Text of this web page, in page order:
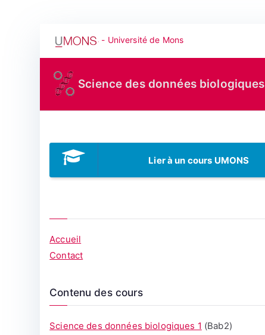
contenu
- Université de Mons
Science des données biologiques
Lier à un cours UMONS
Accueil
Contact
Contenu des cours
Science des données biologiques 1 (Bab2)